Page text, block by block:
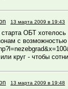
13 марта 2009 в 19:43
ОБТ
с
круг - чтобы
13 марта 2009 в 19:48